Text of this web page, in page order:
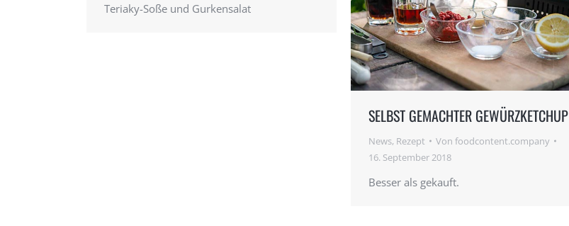
Teriaky-Soße und Gurkensalat
SELBST GEMACHTER GEWÜRZKETCHUP
News, Rezept Von foodcontent.company
16. September 2018
Besser als gekauft.